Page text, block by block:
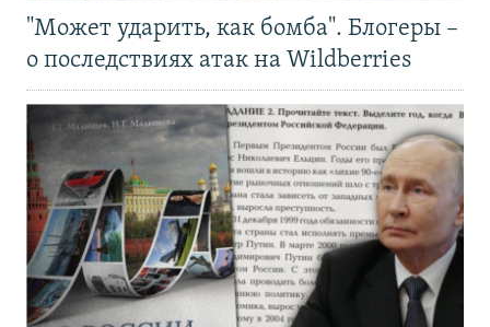
"Может ударить, как бомба". Блогеры –
о последствиях атак на Wildberries